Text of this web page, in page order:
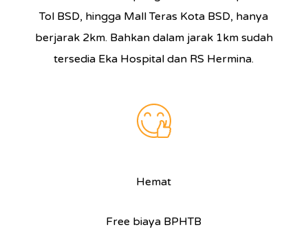
Tol BSD, hingga Mall Teras Kota BSD, hanya
berjarak 2km. Bahkan dalam jarak 1km sudah
tersedia Eka Hospital dan RS Hermina.
Hemat
Free biaya BPHTB